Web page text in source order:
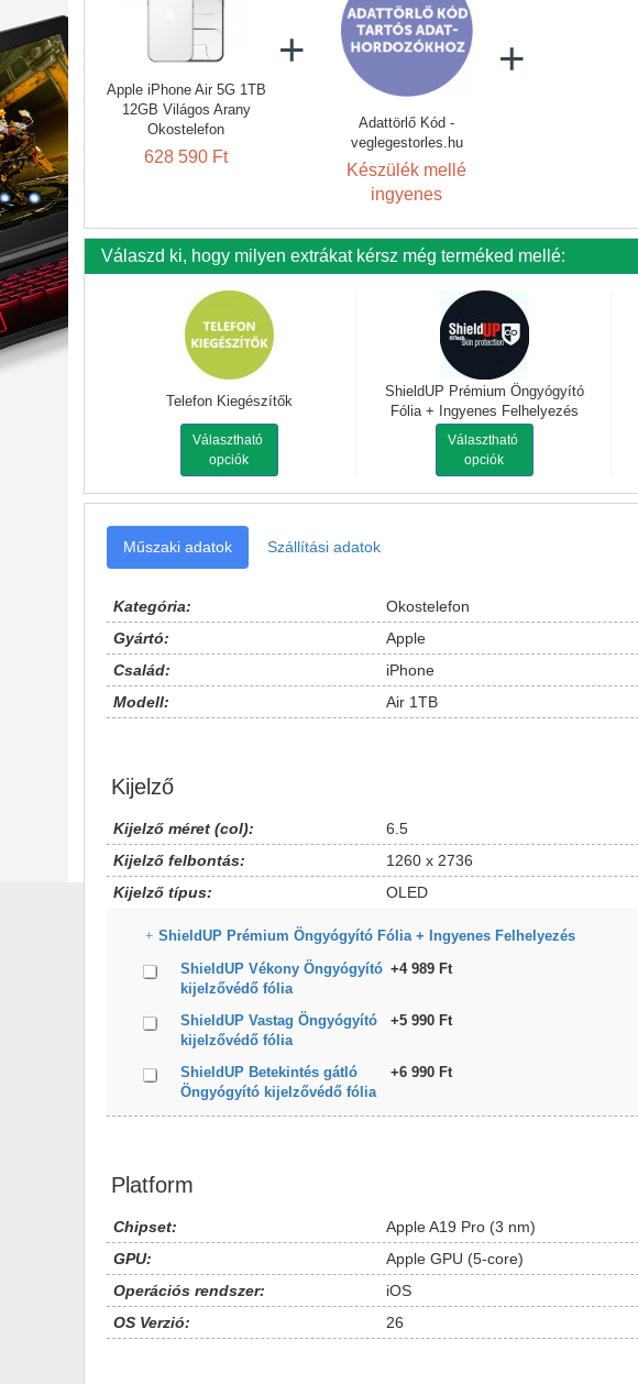
Apple iPhone Air 5G 1TB
12GB Világos Arany
Okostelefon
628 590 Ft
Adattörlő Kód -
veglegestorles.hu
Készülék mellé
ingyenes
Válaszd ki, hogy milyen extrákat kérsz még terméked mellé:
Telefon Kiegészítők
Választható
opciók
ShieldUP Prémium Öngyógyító
Fólia + Ingyenes Felhelyezés
Választható
opciók
Műszaki adatok Szállítási adatok
Kategória:
Okostelefon
Gyártó:
Apple
Család:
iPhone
Modell:
Air 1TB
Kijelző
Kijelző méret (col):
6.5
Kijelző felbontás:
1260 x 2736
Kijelző típus:
OLED
ShieldUP Prémium Öngyógyító Fólia + Ingyenes Felhelyezés
ShieldUP Vékony Öngyógyító
kijelzővédő fólia
+4 989 Ft
ShieldUP Vastag Öngyógyító
kijelzővédő fólia
+5 990 Ft
ShieldUP Betekintés gátló
Öngyógyító kijelzővédő fólia
+6 990 Ft
Platform
Chipset:
Apple A19 Pro (3 nm)
GPU:
Apple GPU (5-core)
Operációs rendszer:
iOS
OS Verzió:
26